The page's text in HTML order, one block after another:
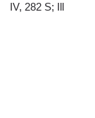
IV, 282 S; Ill